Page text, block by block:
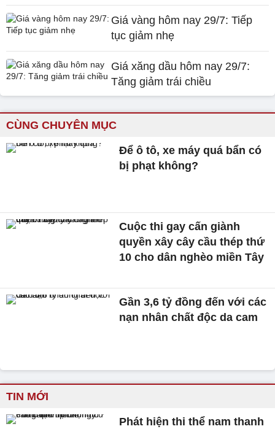
Giá vàng hôm nay 29/7: Tiếp
tục giảm nhẹ
Giá xăng dầu hôm nay 29/7:
Tăng giảm trái chiều
CÙNG CHUYÊN MỤC
Để ô tô, xe máy quá bẩn có
bị phạt không?
Cuộc thi gay cấn giành
quyền xây cây cầu thép thứ
10 cho dân nghèo miền Tây
Gần 3,6 tỷ đồng đến với các
nạn nhân chất độc da cam
TIN MỚI
Phát hiện thi thể nam thanh